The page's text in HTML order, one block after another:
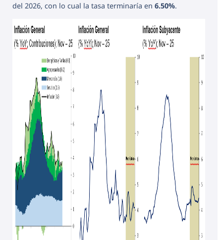
del 2026, con lo cual la tasa terminaría en 6.50%.